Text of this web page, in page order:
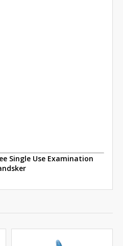
Single Use Examination